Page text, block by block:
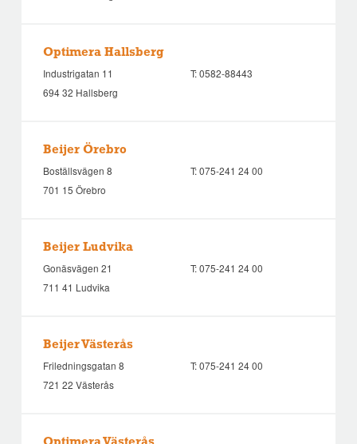
Optimera Hallsberg
Industrigatan 11
694 32 Hallsberg
T:0582-88443
Beijer Örebro
Boställsvägen 8
701 15 Örebro
T:075-241 24 00
Beijer Ludvika
Gonäsvägen 21
711 41 Ludvika
T:075-241 24 00
Beijer Västerås
Friledningsgatan 8
721 22 Västerås
T:075-241 24 00